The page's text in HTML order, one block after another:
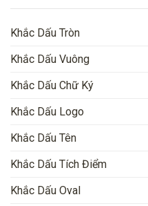
Khắc Dấu Tròn
Khắc Dấu Vuông
Khắc Dấu Chữ Ký
Khắc Dấu Logo
Khắc Dấu Tên
Khắc Dấu Tích Điểm
Khắc Dấu Oval